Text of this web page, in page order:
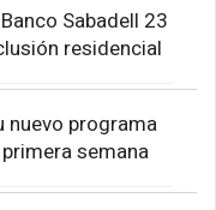
Sabadell 23
residencial
nuevo programa
semana